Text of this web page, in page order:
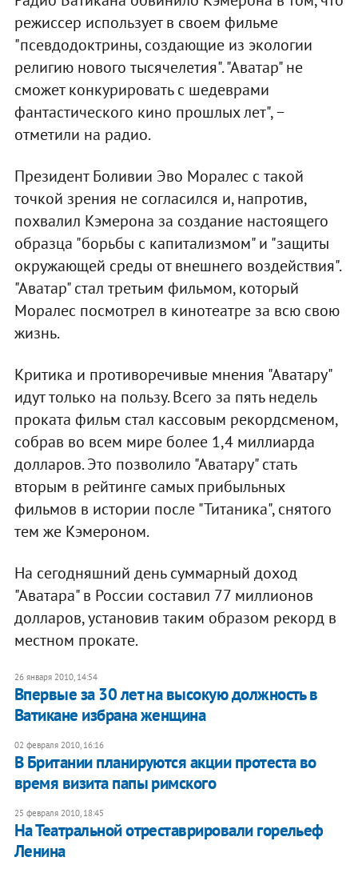
режиссер использует в своем фильме
"псевдодоктрины, создающие из экологии
религию нового тысячелетия". "Аватар" не
сможет конкурировать с шедеврами
фантастического кино прошлых лет", −
отметили на радио.
Президент Боливии Эво Моралес с такой
точкой зрения не согласился и, напротив,
похвалил Кэмерона за создание настоящего
образца "борьбы с капитализмом" и "защиты
окружающей среды от внешнего воздействия".
"Аватар" стал третьим фильмом, который
Моралес посмотрел в кинотеатре за всю свою
жизнь.
Критика и противоречивые мнения "Аватару"
идут только на пользу. Всего за пять недель
проката фильм стал кассовым рекордсменом,
собрав во всем мире более 1,4 миллиарда
долларов. Это позволило "Аватару" стать
вторым в рейтинге самых прибыльных
фильмов в истории после "Титаника", снятого
тем же Кэмероном.
На сегодняшний день суммарный доход
"Аватара" в России составил 77 миллионов
долларов, установив таким образом рекорд в
местном прокате.
26 января 2010, 14:54
Впервые за 30 лет на высокую должность в
Ватикане избрана женщина
02 февраля 2010, 16:16
В Британии планируются акции протеста во
время визита папы римского
25 февраля 2010, 18:45
На Театральной отреставрировали горельеф
Ленина